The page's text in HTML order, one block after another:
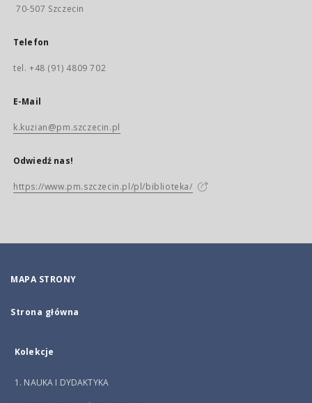
70-507 Szczecin
Telefon
tel. +48 (91) 4809 702
E-Mail
k.kuzian@pm.szczecin.pl
Odwiedź nas!
https://www.pm.szczecin.pl/pl/biblioteka/
MAPA STRONY
Strona główna
Kolekcje
1. NAUKA I DYDAKTYKA